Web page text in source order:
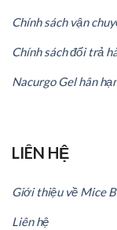
Chính sách vận
Chính sách đổi trả
Nacurgo Gel hân
LIÊN HỆ
Giới thiệu về Mice
Liên hệ